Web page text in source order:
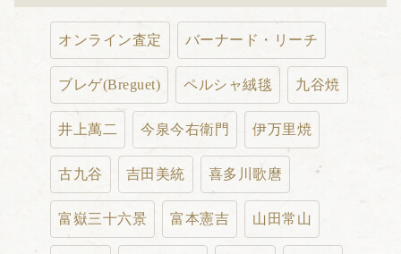
オンライン査定 バーナード・リーチ
ブレゲ(Breguet) ペルシャ絨毯 九谷焼
井上萬二 今泉今右衛門 伊万里焼
古九谷 吉田美統 喜多川歌麿
富嶽三十六景 富本憲吉 山田常山